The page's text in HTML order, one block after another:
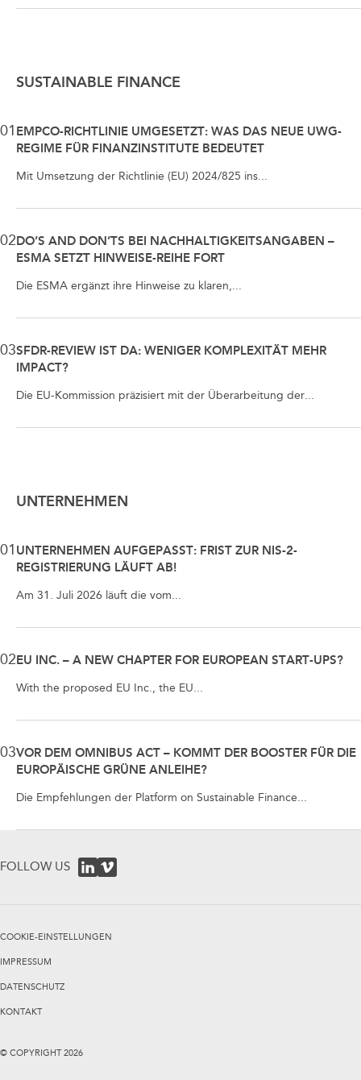
SUSTAINABLE FINANCE
01 EMPCO-RICHTLINIE UMGESETZT: WAS DAS NEUE UWG-
REGIME FÜR FINANZINSTITUTE BEDEUTET
Mit Umsetzung der Richtlinie (EU) 2024/825 ins...
02DO’S AND DON’TS BEI NACHHALTIGKEITSANGABEN –
ESMA SETZT HINWEISE-REIHE FORT
Die ESMA ergänzt ihre Hinweise zu klaren,...
03SFDR-REVIEW IST DA: WENIGER KOMPLEXITÄT MEHR
IMPACT?
Die EU-Kommission präzisiert mit der Überarbeitung der...
UNTERNEHMEN
01 UNTERNEHMEN AUFGEPASST: FRIST ZUR NIS-2-
REGISTRIERUNG LÄUFT AB!
Am 31. Juli 2026 läuft die vom...
02EU INC. – A NEW CHAPTER FOR EUROPEAN START-UPS?
With the proposed EU Inc., the EU...
03VOR DEM OMNIBUS ACT – KOMMT DER BOOSTER FÜR DIE
EUROPÄISCHE GRÜNE ANLEIHE?
Die Empfehlungen der Platform on Sustainable Finance...
FOLLOW US
COOKIE-EINSTELLUNGEN
IMPRESSUM
DATENSCHUTZ
KONTAKT
© COPYRIGHT2026